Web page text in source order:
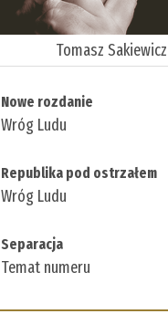
Tomasz Sakiewicz
Nowe rozdanie
Wróg Ludu
Republika pod ostrzałem
Wróg Ludu
Separacja
Temat numeru